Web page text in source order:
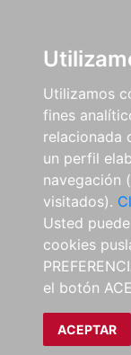
Utilizamos
fines
relacionada
un perfil
navegación
visitados).
Usted
cookies
el botón
ACEPTAR